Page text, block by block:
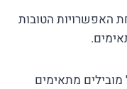
האפשרויות הטובות
מתאימים